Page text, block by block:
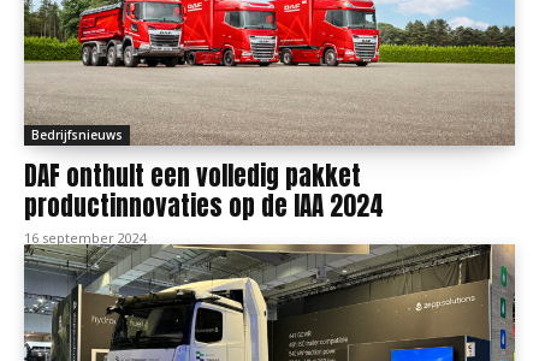
Bedrijfsnieuws
DAF onthult een volledig pakket
productinnovaties op de IAA 2024
16 september 2024